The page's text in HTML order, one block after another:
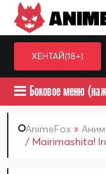
ХЕНТАЙ(18+)
Боковое меню
AnimeFox »
/ Mairimashita!